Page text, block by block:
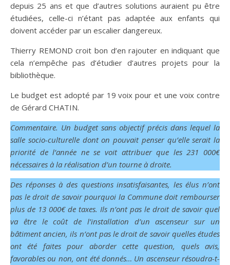
depuis 25 ans et que d’autres solutions auraient pu être
étudiées, celle-ci n’étant pas adaptée aux enfants qui
doivent accéder par un escalier dangereux.
Thierry REMOND croit bon d’en rajouter en indiquant que
cela n’empêche pas d’étudier d’autres projets pour la
bibliothèque.
Le budget est adopté par 19 voix pour et une voix contre
de Gérard CHATIN.
Commentaire. Un budget sans objectif précis dans lequel la
salle socio-culturelle dont on pouvait penser qu’elle serait la
priorité de l’année ne se voit attribuer que les 231 000€
nécessaires à la réalisation d’un tourne à droite.
Des réponses à des questions insatisfaisantes, les élus n’ont
pas le droit de savoir pourquoi la Commune doit rembourser
plus de 13 000€ de taxes. Ils n’ont pas le droit de savoir quel
va être le coût de l’installation d’un ascenseur sur un
bâtiment ancien, ils n’ont pas le droit de savoir quelles études
ont été faites pour aborder cette question, quels avis,
favorables ou non, ont été donnés… Un ascenseur résoudra-t-